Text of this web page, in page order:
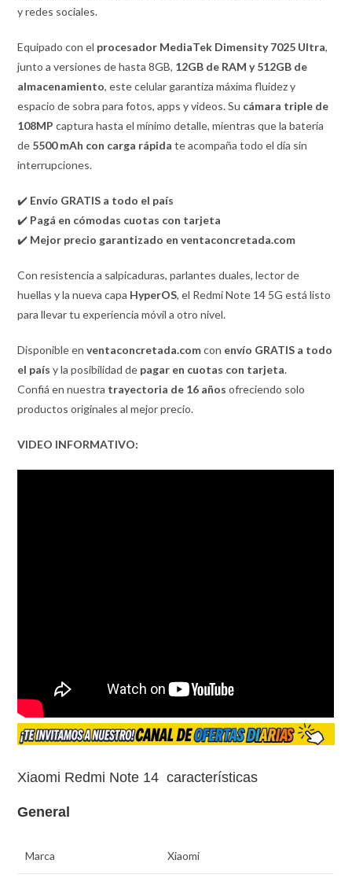
y redes sociales.
Equipado con el procesador MediaTek Dimensity 7025 Ultra,
junto a versiones de hasta 8GB, 12GB de RAM y 512GB de
almacenamiento, este celular garantiza máxima fluidez y
espacio de sobra para fotos, apps y videos. Su cámara triple de
108MP captura hasta el mínimo detalle, mientras que la batería
de 5500 mAh con carga rápida te acompaña todo el día sin
interrupciones.
✔️ Envío GRATIS a todo el país
✔️ Pagá en cómodas cuotas con tarjeta
✔️ Mejor precio garantizado en ventaconcretada.com
Con resistencia a salpicaduras, parlantes duales, lector de
huellas y la nueva capa HyperOS, el Redmi Note 14 5G está listo
para llevar tu experiencia móvil a otro nivel.
Disponible enventaconcretada.comcon envío GRATIS a todo
el país y la posibilidad de pagar en cuotas con tarjeta.
Confiá en nuestra trayectoria de 16 años ofreciendo solo
productos originales al mejor precio.
VIDEO INFORMATIVO:
Xiaomi Redmi Note 14 características
General
Marca Xiaomi